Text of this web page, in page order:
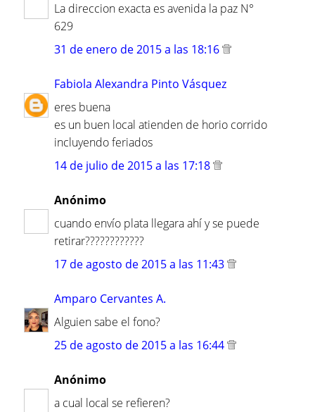
La direccion exacta es avenida la paz N°
629
31 de enero de 2015 a las 18:16
Fabiola Alexandra Pinto Vásquez
eres buena
es un buen local atienden de horio corrido
incluyendo feriados
14 de julio de 2015 a las 17:18
Anónimo
cuando envío plata llegara ahí y se puede
retirar????????????
17 de agosto de 2015 a las 11:43
Amparo Cervantes A.
Alguien sabe el fono?
25 de agosto de 2015 a las 16:44
Anónimo
a cual local se refieren?